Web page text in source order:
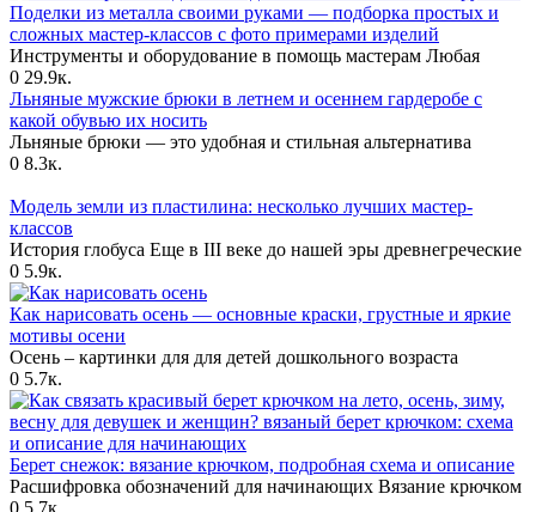
Поделки из металла своими руками — подборка простых и
сложных мастер-классов с фото примерами изделий
Инструменты и оборудование в помощь мастерам Любая
0 29.9к.
Льняные мужские брюки в летнем и осеннем гардеробе с
какой обувью их носить
Льняные брюки — это удобная и стильная альтернатива
0 8.3к.
Модель земли из пластилина: несколько лучших мастер-
классов
История глобуса Еще в III веке до нашей эры древнегреческие
0 5.9к.
Как нарисовать осень — основные краски, грустные и яркие
мотивы осени
Осень – картинки для для детей дошкольного возраста
0 5.7к.
Берет снежок: вязание крючком, подробная схема и описание
Расшифровка обозначений для начинающих Вязание крючком
0 5.7к.